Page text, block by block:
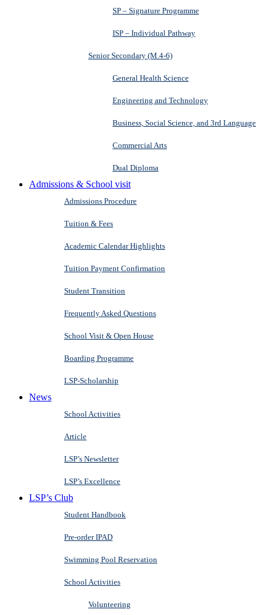
SP – Signature Programme
ISP – Individual Pathway
Senior Secondary (M.4-6)
General Health Science
Engineering and Technology
Business, Social Science, and 3rd Language
Commercial Arts
Dual Diploma
Admissions & School visit
Admissions Procedure
Tuition & Fees
Academic Calendar Highlights
Tuition Payment Confirmation
Student Transition
Frequently Asked Questions
School Visit & Open House
Boarding Programme
LSP-Scholarship
News
School Activities
Article
LSP’s Newsletter
LSP’s Excellence
LSP’s Club
Student Handbook
Pre-order IPAD
Swimming Pool Reservation
School Activities
Volunteering